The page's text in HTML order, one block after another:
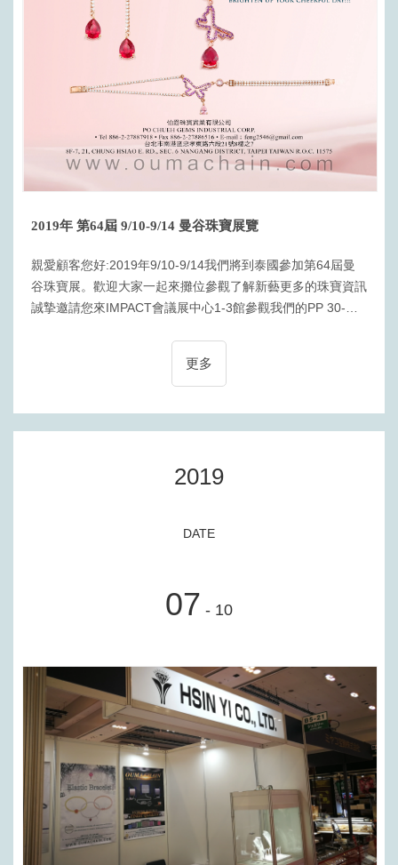
2019年 第64屆 9/10-9/14 曼谷珠寶展覽
親愛顧客您好:2019年9/10-9/14我們將到泰國參加第64屆曼
谷珠寶展。歡迎大家一起來攤位參觀了解新藝更多的珠寶資訊
誠摯邀請您來IMPACT會議展中心1-3館參觀我們的PP 30-
更多
2019
DATE
07 - 10